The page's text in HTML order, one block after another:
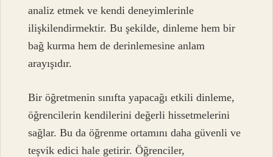
analiz etmek ve kendi deneyimlerinle
ilişkilendirmektir. Bu şekilde, dinleme hem bir
bağ kurma hem de derinlemesine anlam
arayışıdır.
Bir öğretmenin sınıfta yapacağı etkili dinleme,
öğrencilerin kendilerini değerli hissetmelerini
sağlar. Bu da öğrenme ortamını daha güvenli ve
teşvik edici hale getirir. Öğrenciler,